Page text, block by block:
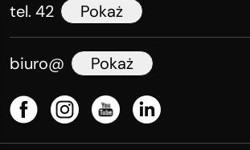
tel. 42 Pokaż
biuro@ Pokaż